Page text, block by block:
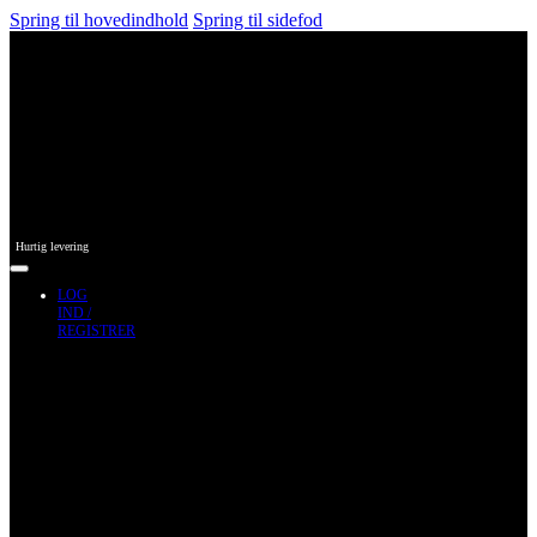
Spring til hovedindhold Spring til sidefod
Hurtig levering
LOG
IND /
REGISTRER